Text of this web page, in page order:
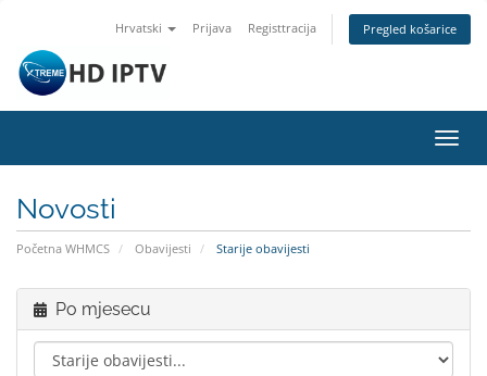
Hrvatski Prijava Registtracija Pregled košarice
Novosti
Početna WHMCS Obavijesti Starije obavijesti
Po mjesecu